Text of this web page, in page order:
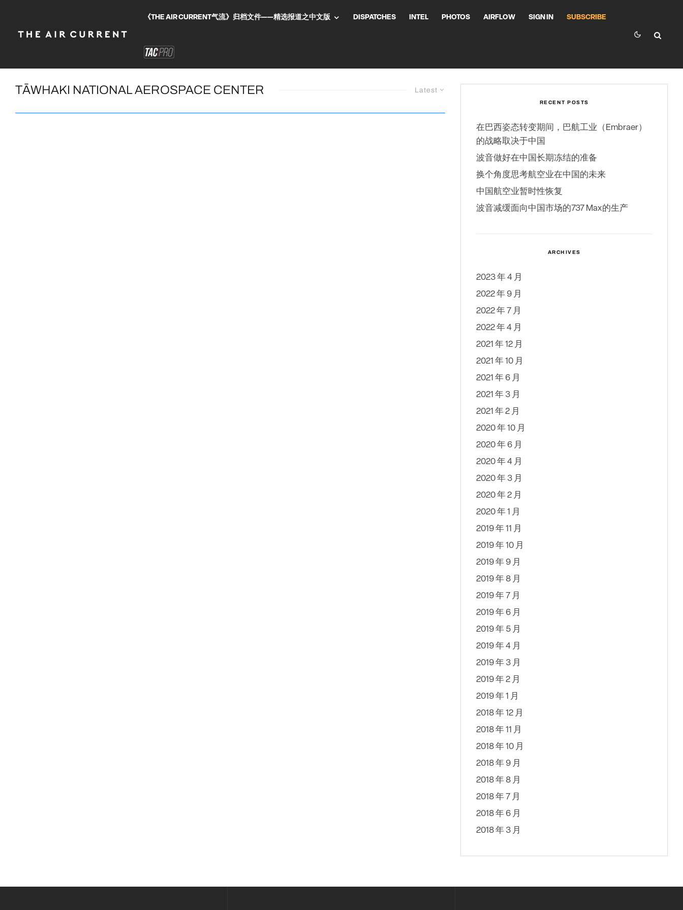
《THE AIR CURRENT气流》归档文件——精选报道之中文版 DISPATCHES INTEL PHOTOS AIRFLOW SIGN IN SUBSCRIBE
Latest
TĀWHAKI NATIONAL AEROSPACE CENTER
RECENT POSTS
在巴西姿态转变期间，巴航工业（Embraer）
的战略取决于中国
波音做好在中国长期冻结的准备
换个角度思考航空业在中国的未来
中国航空业暂时性恢复
波音减缓面向中国市场的737 Max的生产
ARCHIVES
2023 年 4 月
2022 年 9 月
2022 年 7 月
2022 年 4 月
2021 年 12 月
2021 年 10 月
2021 年 6 月
2021 年 3 月
2021 年 2 月
2020 年 10 月
2020 年 6 月
2020 年 4 月
2020 年 3 月
2020 年 2 月
2020 年 1 月
2019 年 11 月
2019 年 10 月
2019 年 9 月
2019 年 8 月
2019 年 7 月
2019 年 6 月
2019 年 5 月
2019 年 4 月
2019 年 3 月
2019 年 2 月
2019 年 1 月
2018 年 12 月
2018 年 11 月
2018 年 10 月
2018 年 9 月
2018 年 8 月
2018 年 7 月
2018 年 6 月
2018 年 3 月